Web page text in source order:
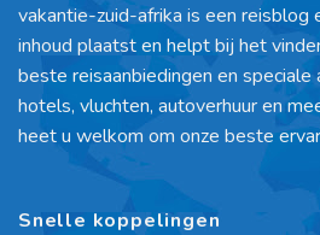
vakantie-zuid-afrika is een reisblog
inhoud plaatst en helpt bij het
beste reisaanbiedingen en speciale
hotels, vluchten, autoverhuur en
heet u welkom om onze beste
Snelle koppelingen